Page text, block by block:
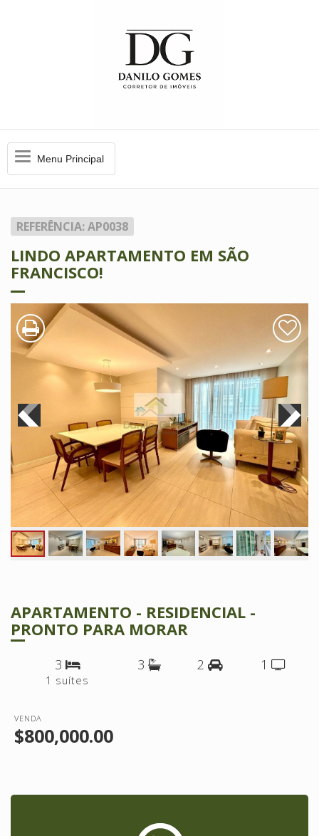
MenuMenu Principal
REFERÊNCIA: AP0038
LINDO APARTAMENTO EM SÃO
FRANCISCO!
APARTAMENTO - RESIDENCIAL -
PRONTO PARA MORAR
3
1 suítes
3 2 1
VENDA
$800,000.00